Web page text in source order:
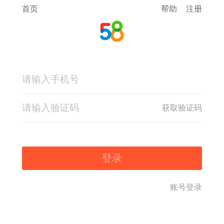
首页 帮助 注册
获取验证码
登录
账号登录